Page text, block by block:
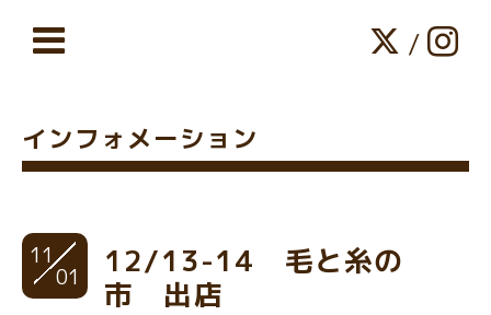
/
インフォメーション
11
01
12/13-14 毛と糸の
市 出店